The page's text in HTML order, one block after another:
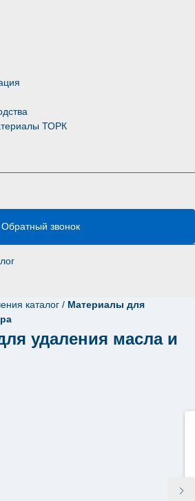
ТОРК
Обратный звонок
каталог / Материалы для
удаления масла и